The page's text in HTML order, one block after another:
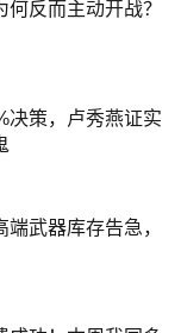
反而主动开战？
决策，卢秀燕证实
武器库存告急，